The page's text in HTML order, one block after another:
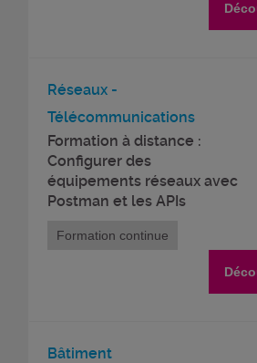
Réseaux -
Télécommunications
Formation à distance :
Configurer des
équipements réseaux avec
Postman et les APIs
Formation continue
Bâtiment